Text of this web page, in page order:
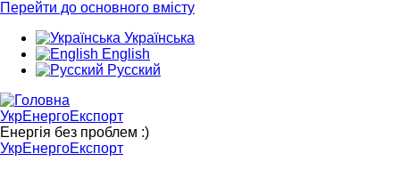
Перейти до основного вмісту
Українська
English
Русский
УкрЕнергоЕкспорт
Енергія без проблем :)
УкрЕнергоЕкспорт